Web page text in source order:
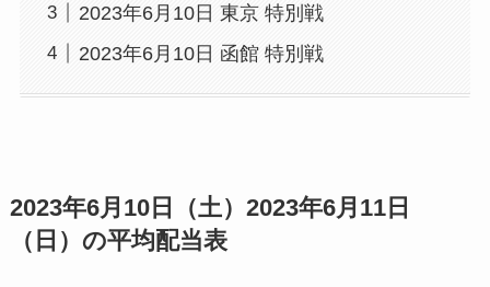
2023年6月10日 東京 特別戦
2023年6月10日 函館 特別戦
2023年6月10日（土）2023年6月11日
（日）の平均配当表